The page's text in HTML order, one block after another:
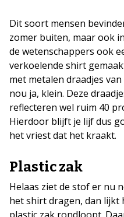
Dit soort mensen
zomer buiten, maar ook
de wetenschappers ook
verkoelende shirt
met metalen draadjes
nou ja, klein. Deze
reflecteren wel ruim 40
Hierdoor blijft je lijf dus
het vriest dat het kraakt.
Plastic zak
Helaas ziet de stof er nu
het shirt dragen, dan lijkt